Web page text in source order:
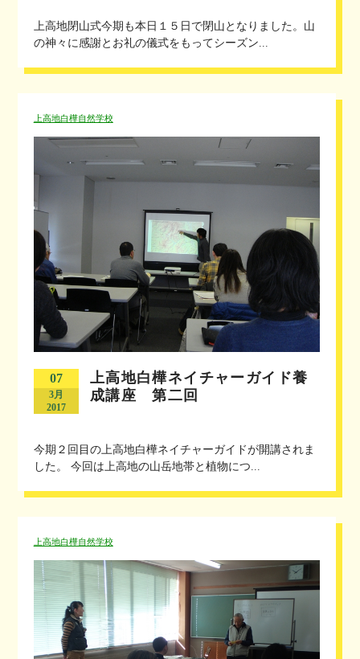
上高地閉山式今期も本日１５日で閉山となりました。山
の神々に感謝とお礼の儀式をもってシーズン...
上高地白樺自然学校
07
3月
2017
上高地白樺ネイチャーガイド養
成講座 第二回
今期２回目の上高地白樺ネイチャーガイドが開講されま
した。 今回は上高地の山岳地帯と植物につ...
上高地白樺自然学校